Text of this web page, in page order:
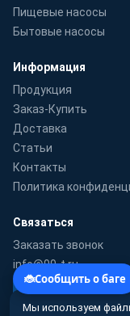
Пищевые насосы
Бытовые насосы
Информация
Продукция
Заказ-Купить
Доставка
Статьи
Контакты
Политика
Связаться
Заказать звонок
info@99-t.ru
WhatsApp
Мы используем